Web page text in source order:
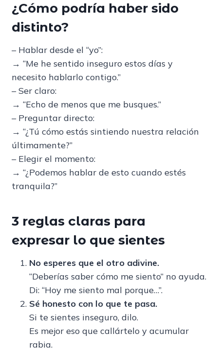
¿Cómo podría haber sido
distinto?
– Hablar desde el “yo”:
→ “Me he sentido inseguro estos días y
necesito hablarlo contigo.”
– Ser claro:
→ “Echo de menos que me busques.”
– Preguntar directo:
→ “¿Tú cómo estás sintiendo nuestra relación
últimamente?”
– Elegir el momento:
→ “¿Podemos hablar de esto cuando estés
tranquila?”
3 reglas claras para
expresar lo que sientes
No esperes que el otro adivine.
“Deberías saber cómo me siento” no ayuda.
Di: “Hoy me siento mal porque…”.
Sé honesto con lo que te pasa.
Si te sientes inseguro, dilo.
Es mejor eso que callártelo y acumular
rabia.